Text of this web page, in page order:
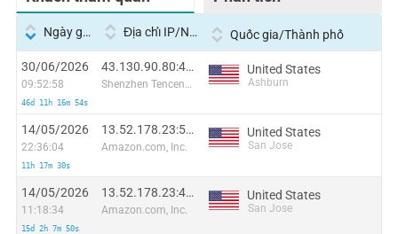
Ngày giờ Địa chỉ IP/Nhà cung cấp dịch vụ Quốc gia/Thành phố
30/06/2026
09:52:58
46d 11h 16m 54s
43.130.90.80:44219
Shenzhen Tencent Computer Systems Company Limited
United States
Ashburn
14/05/2026
22:36:04
11h 17m 30s
13.52.178.23:53236
Amazon.com, Inc.
United States
San Jose
14/05/2026
11:18:34
15d 2h 7m 50s
13.52.178.23:43962
Amazon.com, Inc.
United States
San Jose